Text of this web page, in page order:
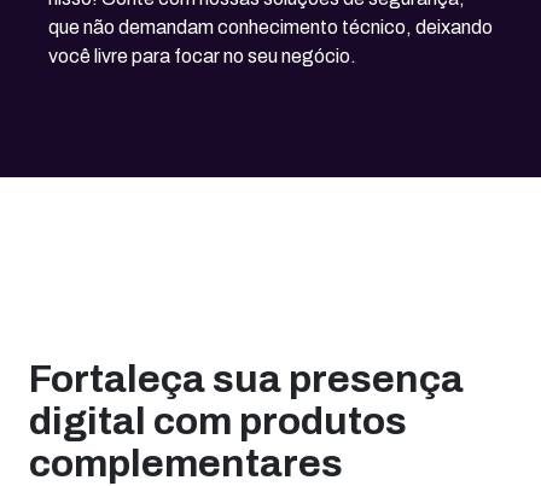
que não demandam conhecimento técnico, deixando
você livre para focar no seu negócio.
Fortaleça sua presença
digital com produtos
complementares